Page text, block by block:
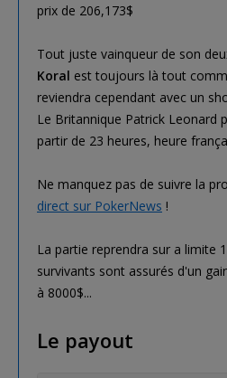
prix de 206,173$
Tout juste vainqueur de son
Koral est toujours là tout
reviendra cependant avec un
Le Britannique Patrick Leonard
partir de 23 heures, heure
Ne manquez pas de suivre la
direct sur PokerNews !
La partie reprendra sur a limite
survivants sont assurés d'un
à 8000$...
Le payout